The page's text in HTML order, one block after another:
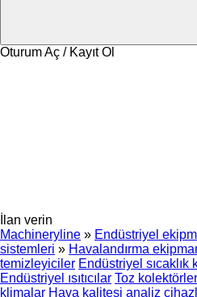
Oturum Aç / Kayıt Ol
İlan verin
Machineryline » Endüstriyel
sistemleri » Havalandırma
temizleyiciler Endüstriyel sıcaklık
Endüstriyel ısıtıcılar Toz
klimalar Hava kalitesi analiz